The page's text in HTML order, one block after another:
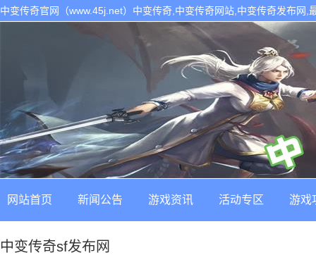
中变传奇官网（www.45j.net）中变传奇,中变传奇网站,中变传奇发布网,
网站首页 新闻公告 游戏资讯 活动专区 游戏
中变传奇sf发布网